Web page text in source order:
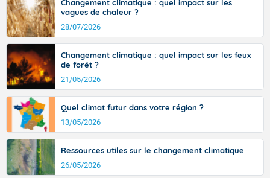
sont comprises entre 30 et 36 dans l'intérieur du pays,
avec des pointes jusqu'à 37 à 38 degrés dans l'arrière-
pays varois et en vallée de la Garonne.
Changement climatique : quel impact sur les
vagues de chaleur ?
28/07/2026
Changement climatique : quel impact sur les feux
de forêt ?
21/05/2026
Quel climat futur dans votre région ?
13/05/2026
Ressources utiles sur le changement climatique
26/05/2026